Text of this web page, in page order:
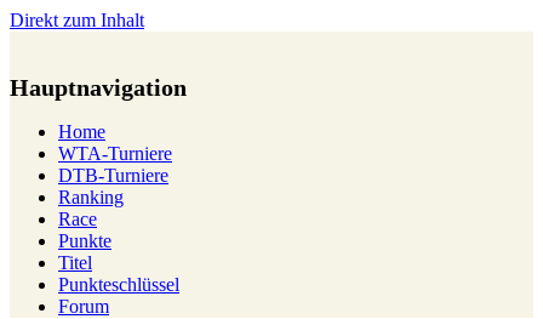
Direkt zum Inhalt
Hauptnavigation
Home
WTA-Turniere
DTB-Turniere
Ranking
Race
Punkte
Titel
Punkteschlüssel
Forum